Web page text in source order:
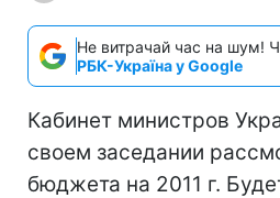
Не витрачай час на шум!
РБК-Україна у Google
Кабинет министров
своем заседании
бюджета на 2011 г.